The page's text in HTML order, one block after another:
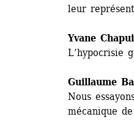
leur
Yvane
L’hypocrisie
Guillaume
Nous
mécanique